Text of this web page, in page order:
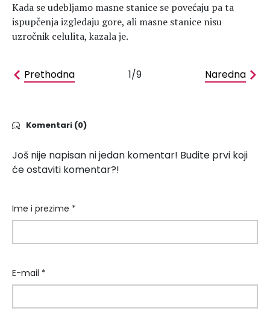
Kada se udebljamo masne stanice se povećaju pa ta
ispupčenja izgledaju gore, ali masne stanice nisu
uzročnik celulita, kazala je.
Prethodna 1/9 Naredna
Komentari (0)
Još nije napisan ni jedan komentar! Budite prvi koji
će ostaviti komentar?!
Ime i prezime *
E-mail *